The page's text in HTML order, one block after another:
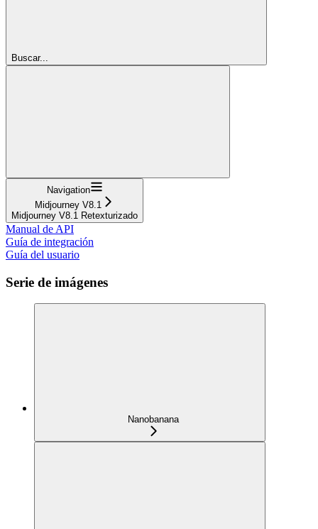
Buscar...
Navigation
Midjourney V8.1
Midjourney V8.1 Retexturizado
Manual de API
Guía de integración
Guía del usuario
Serie de imágenes
Nanobanana